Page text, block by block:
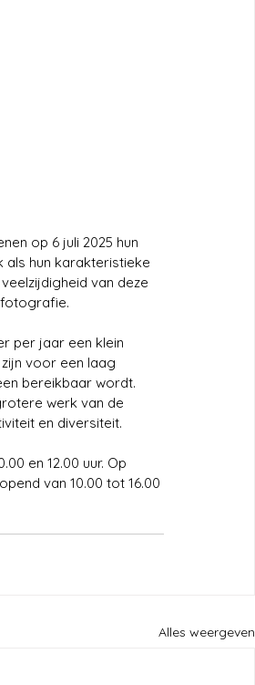
op 6 juli 2025 hun
als hun karakteristieke
van deze
fotografie.
per jaar een klein
voor een laag
bereikbaar wordt.
werk van de
en diversiteit.
en 12.00 uur. Op
van 10.00 tot 16.00
Alles weergeven